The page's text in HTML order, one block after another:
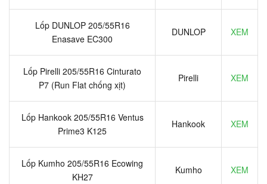
Lốp DUNLOP 205/55R16
Enasave EC300
DUNLOP XEM
Lốp Pirelli 205/55R16 Cinturato
P7 (Run Flat chống xịt)
Pirelli XEM
Lốp Hankook 205/55R16 Ventus
Prime3 K125
Hankook XEM
Lốp Kumho 205/55R16 Ecowing
KH27
Kumho XEM